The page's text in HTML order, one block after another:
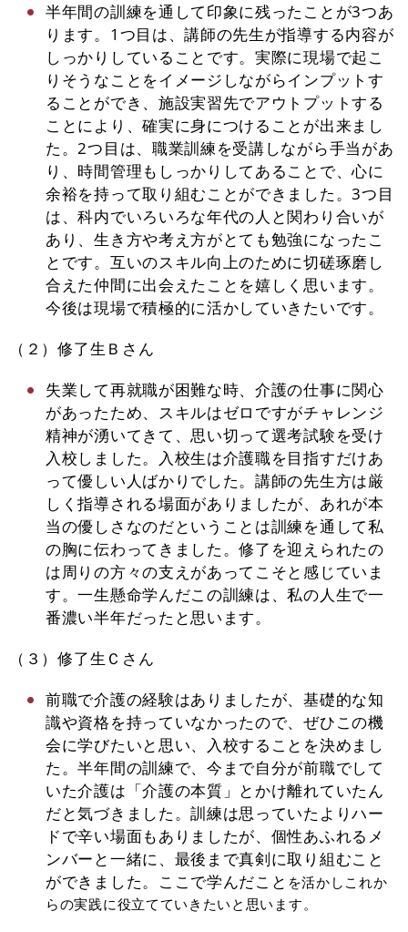
半年間の訓練を通して印象に残ったことが3つあ
ります。1つ目は、講師の先生が指導する内容が
しっかりしていることです。実際に現場で起こ
りそうなことをイメージしながらインプットす
ることができ、施設実習先でアウトプットする
ことにより、確実に身につけることが出来まし
た。2つ目は、職業訓練を受講しながら手当があ
り、時間管理もしっかりしてあることで、心に
余裕を持って取り組むことができました。3つ目
は、科内でいろいろな年代の人と関わり合いが
あり、生き方や考え方がとても勉強になったこ
とです。互いのスキル向上のために切磋琢磨し
合えた仲間に出会えたことを嬉しく思います。
今後は現場で積極的に活かしていきたいです。
（２）修了生Ｂさん
失業して再就職が困難な時、介護の仕事に関心
があったため、スキルはゼロですがチャレンジ
精神が湧いてきて、思い切って選考試験を受け
入校しました。入校生は介護職を目指すだけあ
って優しい人ばかりでした。講師の先生方は厳
しく指導される場面がありましたが、あれが本
当の優しさなのだということは訓練を通して私
の胸に伝わってきました。修了を迎えられたの
は周りの方々の支えがあってこそと感じていま
す。一生懸命学んだこの訓練は、私の人生で一
番濃い半年だったと思います。
（３）修了生Ｃさん
前職で介護の経験はありましたが、基礎的な知
識や資格を持っていなかったので、ぜひこの機
会に学びたいと思い、入校することを決めまし
た。半年間の訓練で、今まで自分が前職でして
いた介護は「介護の本質」とかけ離れていたん
だと気づきました。訓練は思っていたよりハー
ドで辛い場面もありましたが、個性あふれるメ
ンバーと一緒に、最後まで真剣に取り組むこと
ができました。ここで学んだこと を活かしこれか
らの実践に役立てていきたいと思います。